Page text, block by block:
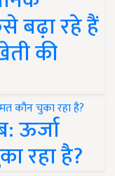
बढ़ा रहे हैं
की
ऊर्जा
रहा है?